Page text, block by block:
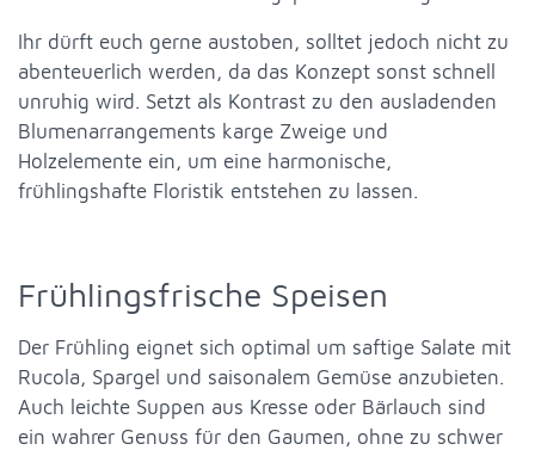
Ihr dürft euch gerne austoben, solltet jedoch nicht zu
abenteuerlich werden, da das Konzept sonst schnell
unruhig wird. Setzt als Kontrast zu den ausladenden
Blumenarrangements karge Zweige und
Holzelemente ein, um eine harmonische,
frühlingshafte Floristik entstehen zu lassen.
Frühlingsfrische Speisen
Der Frühling eignet sich optimal um saftige Salate mit
Rucola, Spargel und saisonalem Gemüse anzubieten.
Auch leichte Suppen aus Kresse oder Bärlauch sind
ein wahrer Genuss für den Gaumen, ohne zu schwer